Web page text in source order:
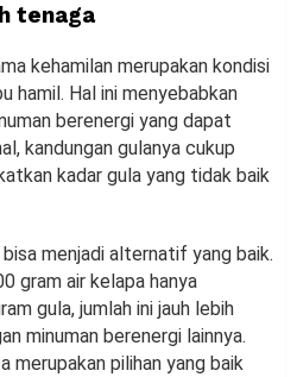
tenaga
kehamilan merupakan kondisi
hamil. Hal ini menyebabkan
berenergi yang dapat
kandungan gulanya cukup
kadar gula yang tidak baik
menjadi alternatif yang baik.
gram air kelapa hanya
gula, jumlah ini jauh lebih
minuman berenergi lainnya.
merupakan pilihan yang baik